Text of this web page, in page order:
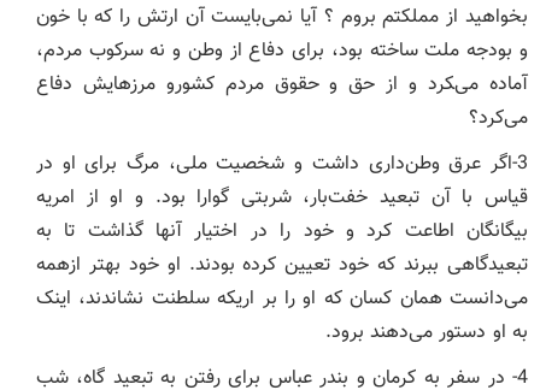
بخواهید از مملکتم بروم ؟ آیا نمی‌بایست آن ارتش را که با خون
و بودجه ملت ساخته بود، برای دفاع از وطن و نه سرکوب مردم،
آماده می‌‍کرد و از حق و حقوق مردم کشورو مرزهایش دفاع
می‌کرد؟
3-اگر عرق وطن‌داری داشت و شخصیت ملی، مرگ برای او در
قیاس با آن تبعید خفت‌بار، شربتی گوارا بود. و او از امریه
بیگانگان اطاعت کرد و خود را در اختیار آنها گذاشت تا به
تبعید‌گاهی ببرند که خود تعیین کرده بودند. او خود بهتر ازهمه
می‌دانست همان کسان که او را بر اریکه سلطنت نشاندند، اینک
به او دستور می‌دهند برود.
4- در سفر به کرمان و بندر عباس برای رفتن به تبعید گاه، شب